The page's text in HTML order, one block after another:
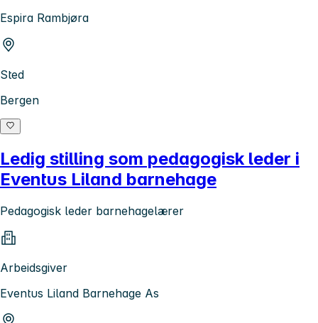
Espira Rambjøra
Sted
Bergen
Ledig stilling som pedagogisk leder i
Eventus Liland barnehage
Pedagogisk leder barnehagelærer
Arbeidsgiver
Eventus Liland Barnehage As